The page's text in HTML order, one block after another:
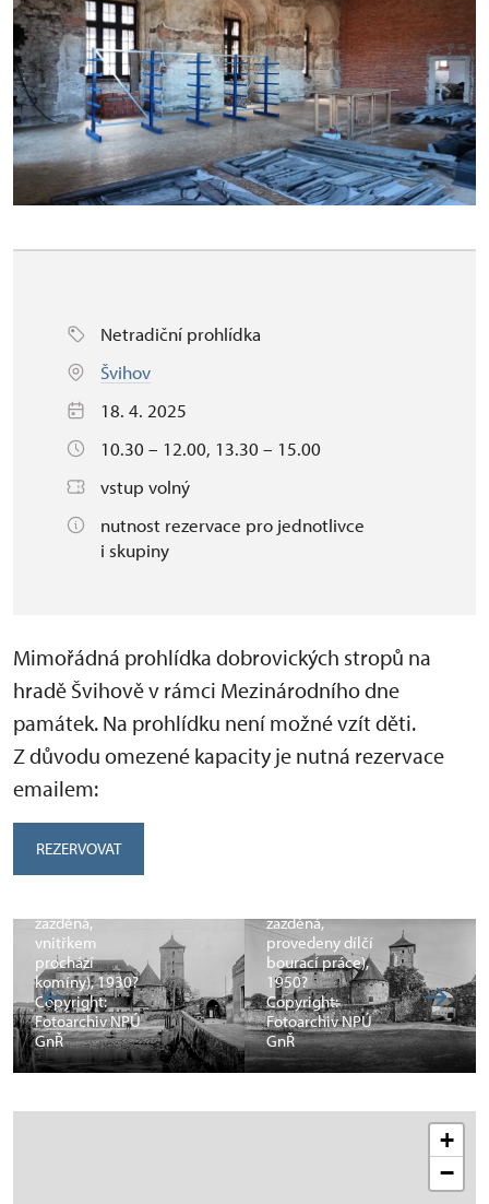
Netradiční prohlídka
Švihov
18. 4. 2025
10.30 – 12.00, 13.30 – 15.00
vstup volný
nutnost rezervace pro jednotlivce
i skupiny
Mimořádná prohlídka dobrovických stropů na
hradě Švihově v rámci Mezinárodního dne
památek. Na prohlídku není možné vzít děti.
Z důvodu omezené kapacity je nutná rezervace
emailem:
REZERVOVAT
Hrad Švihov,
zazděná,
vnitřkem
prochází
komíny), 1930?
Copyright:
Fotoarchiv NPÚ
GnŘ
zazděná,
provedeny dílčí
bourací práce),
1950?
Copyright:
Fotoarchiv NPÚ
GnŘ
+
−